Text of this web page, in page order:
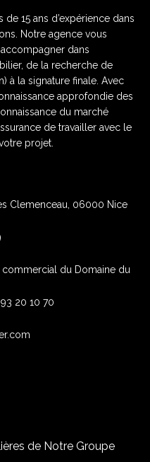
de 15 ans d’expérience dans
Notre agence vous
dans
de la recherche de
à la signature finale. Avec
approfondie des
du marché
de travailler avec le
projet.
Clemenceau, 06000 Nice
du Domaine du
20 10 70
de Notre Groupe